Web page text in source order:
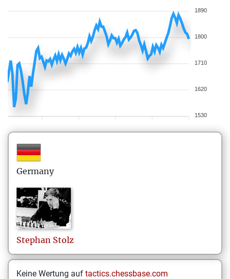
1890
1800
1710
1620
1530
Germany
Stephan Stolz
Keine Wertung auf tactics.chessbase.com